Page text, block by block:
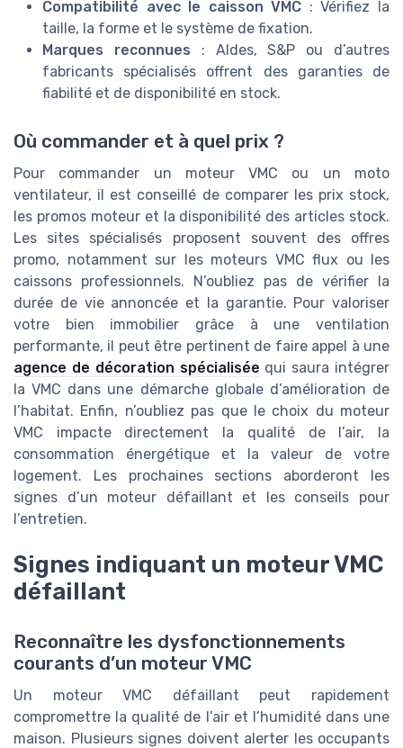
Compatibilité avec le caisson VMC : Vérifiez la
taille, la forme et le système de fixation.
Marques reconnues : Aldes, S&P ou d’autres
fabricants spécialisés offrent des garanties de
fiabilité et de disponibilité en stock.
Où commander et à quel prix ?
Pour commander un moteur VMC ou un moto
ventilateur, il est conseillé de comparer les prix stock,
les promos moteur et la disponibilité des articles stock.
Les sites spécialisés proposent souvent des offres
promo, notamment sur les moteurs VMC flux ou les
caissons professionnels. N’oubliez pas de vérifier la
durée de vie annoncée et la garantie. Pour valoriser
votre bien immobilier grâce à une ventilation
performante, il peut être pertinent de faire appel à une
agence de décoration spécialisée qui saura intégrer
la VMC dans une démarche globale d’amélioration de
l’habitat. Enfin, n’oubliez pas que le choix du moteur
VMC impacte directement la qualité de l’air, la
consommation énergétique et la valeur de votre
logement. Les prochaines sections aborderont les
signes d’un moteur défaillant et les conseils pour
l’entretien.
Signes indiquant un moteur VMC
défaillant
Reconnaître les dysfonctionnements
courants d’un moteur VMC
Un moteur VMC défaillant peut rapidement
compromettre la qualité de l’air et l’humidité dans une
maison. Plusieurs signes doivent alerter les occupants